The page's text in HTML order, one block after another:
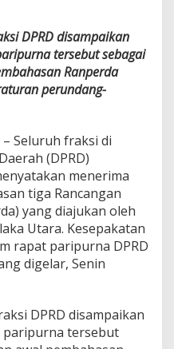
DPRD disampaikan
tersebut sebagai
Ranperda
perundang-
– Seluruh fraksi di
(DPRD)
menerima
tiga Rancangan
yang diajukan oleh
Utara. Kesepakatan
rapat paripurna DPRD
digelar, Senin
DPRD disampaikan
paripurna tersebut